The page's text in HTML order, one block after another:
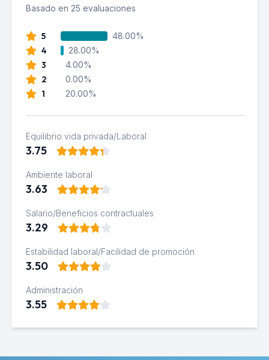
Basado en 25 evaluaciones
5 48.00%
4 28.00%
3 4.00%
2 0.00%
1 20.00%
Equilibrio vida privada/Laboral
3.75
Ambiente laboral
3.63
Salario/Beneficios contractuales
3.29
Estabilidad laboral/Facilidad de promoción
3.50
Administración
3.55